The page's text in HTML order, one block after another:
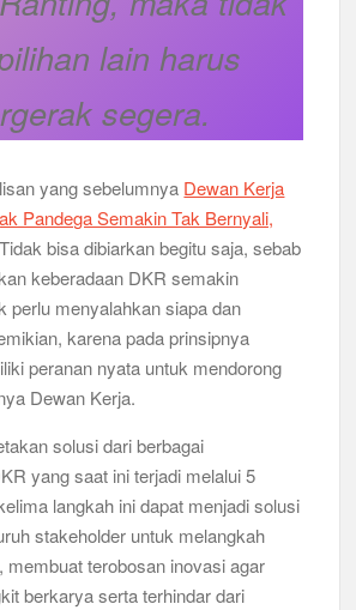
Jadi Titik Awal Kebangkitan
Inovatif dan Progresif
Hardiknas, Kwarran Sedati Gelar Rapat
lain harus
segera.
yang sebelumnya Dewan Kerja
Pandega Semakin Tak Bernyali,
bisa dibiarkan begitu saja, sebab
keberadaan DKR semakin
perlu menyalahkan siapa dan
karena pada prinsipnya
peranan nyata untuk mendorong
Dewan Kerja.
solusi dari berbagai
yang saat ini terjadi melalui 5
langkah ini dapat menjadi solusi
stakeholder untuk melangkah
membuat terobosan inovasi agar
berkarya serta terhindar dari